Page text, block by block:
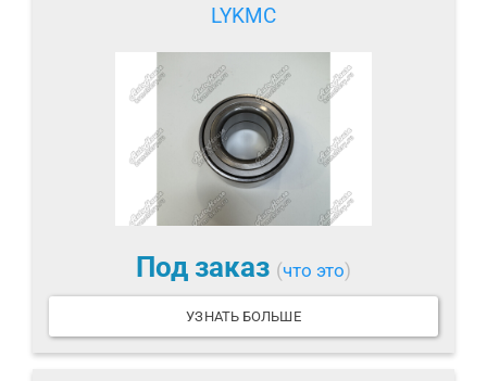
LYKMC
Под заказ (что это)
УЗНАТЬ БОЛЬШЕ